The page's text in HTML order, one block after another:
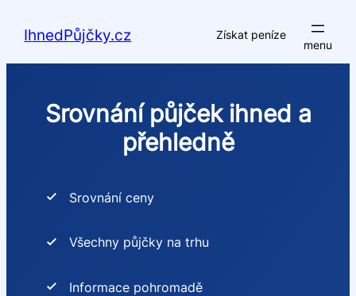
IhnedPůjčky.cz Získat peníze
Srovnání půjček ihned a
přehledně
Srovnání ceny
Všechny půjčky na trhu
Informace pohromadě